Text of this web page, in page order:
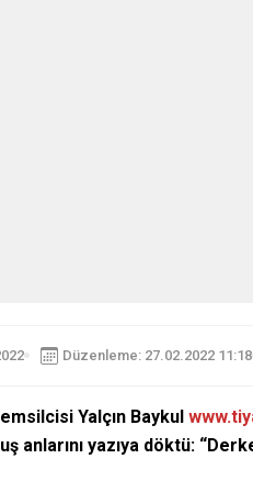
Düzenleme: 27.02.2022 11:18
Yalçın Baykul
anlarını yazıya döktü: